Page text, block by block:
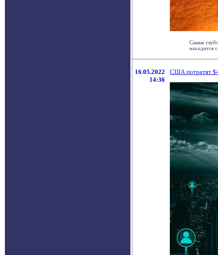
Самые
находится
16.05.2022
14:36
США потратят